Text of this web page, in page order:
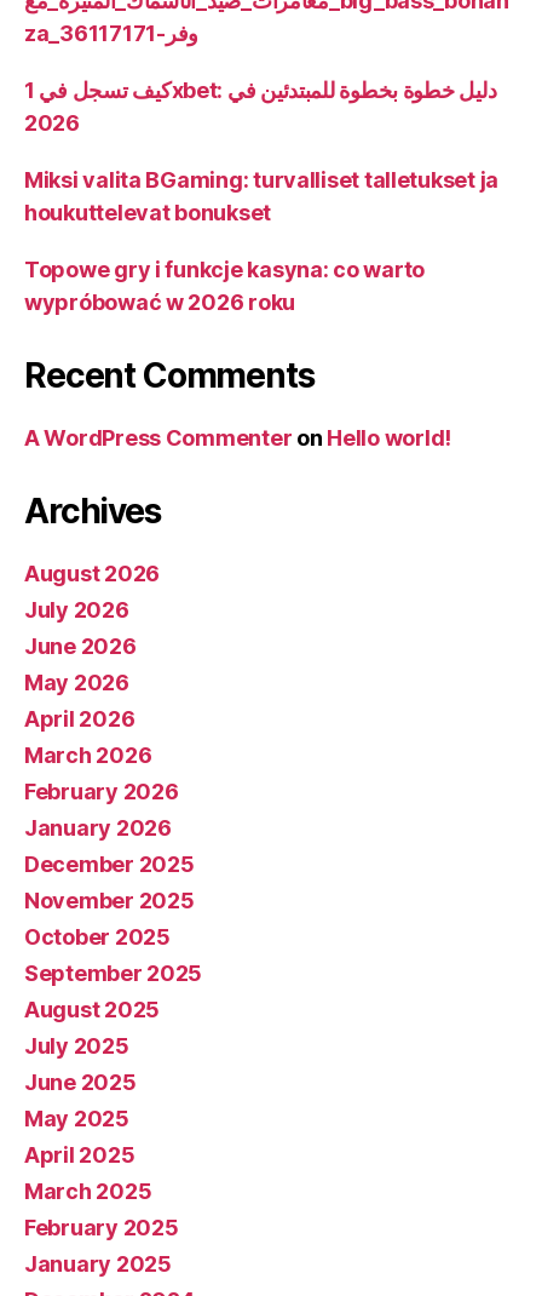
za_وفر-36117171
كيف تسجل في 1xbet: دليل خطوة بخطوة للمبتدئين في
2026
Miksi valita BGaming: turvalliset talletukset ja
houkuttelevat bonukset
Topowe gry i funkcje kasyna: co warto
wypróbować w 2026 roku
Recent Comments
A WordPress Commenter on Hello world!
Archives
August 2026
July 2026
June 2026
May 2026
April 2026
March 2026
February 2026
January 2026
December 2025
November 2025
October 2025
September 2025
August 2025
July 2025
June 2025
May 2025
April 2025
March 2025
February 2025
January 2025